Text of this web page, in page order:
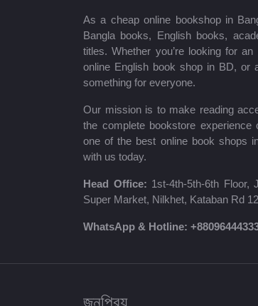
ধরলা পাবলিকেশন্স
লিজেন্ড পাবলিকেশন্স
Agrodoot & Company
কথাপ্রকাশ
সাইকা পাবলিকেশন্স
সেল্ফ পাবলিকেশন্স
As a cheap online bookshop in
Bangla books, English books,
titles. Whether you’re looking for
online English book shop in BD, or
something for everyone.
Our mission is to make reading
the complete bookstore
one of the best online book shops
with us today.
Head Office: 1st-4th-5th-6th Floor,
Super Market, Nilkhet, Kataban Rd
WhatsApp & Hotline: